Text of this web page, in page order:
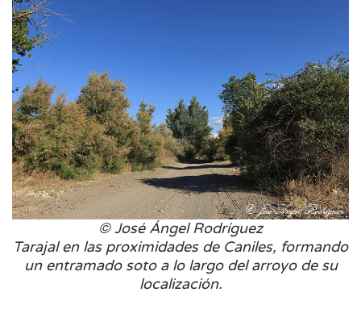
© José Ángel Rodríguez
Tarajal en las proximidades de Caniles, formando
un entramado soto a lo largo del arroyo de su
localización.